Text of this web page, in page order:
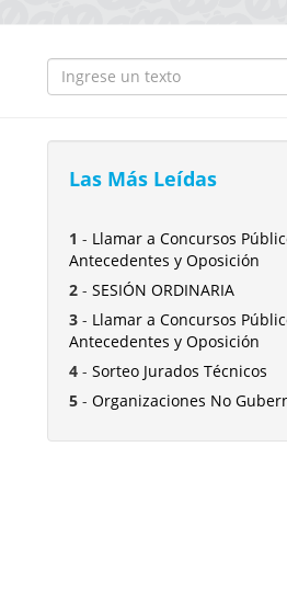
Las Más Leídas
1 - Llamar a Concursos
Antecedentes y Oposición
2- SESIÓN ORDINARIA
3- Llamar a Concursos
Antecedentes y Oposición
4- Sorteo Jurados Técnicos
5- Organizaciones No